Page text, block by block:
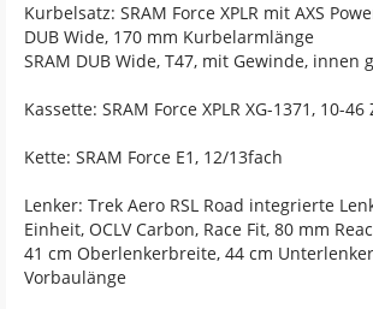
Kurbelsatz: SRAM Force XPLR mit AXS
DUB Wide, 170 mm Kurbelarmlänge
SRAM DUB Wide, T47, mit Gewinde, innen
Kassette: SRAM Force XPLR XG-1371, 10-46
Kette: SRAM Force E1, 12/13fach
Lenker: Trek Aero RSL Road integrierte
Einheit, OCLV Carbon, Race Fit, 80 mm
41 cm Oberlenkerbreite, 44 cm
Vorbaulänge